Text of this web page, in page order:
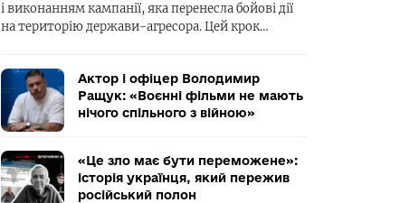
і виконанням кампанії, яка перенесла бойові дії
на територію держави-агресора. Цей крок…
Актор і офіцер Володимир
Ращук: «Воєнні фільми не мають
нічого спільного з війною»
«Це зло має бути переможене»:
історія українця, який пережив
російський полон